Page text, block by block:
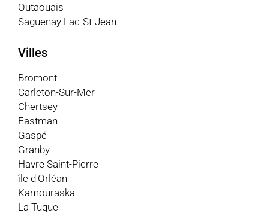
Outaouais
Saguenay Lac-St-Jean
Villes
Bromont
Carleton-Sur-Mer
Chertsey
Eastman
Gaspé
Granby
Havre Saint-Pierre
île d'Orléan
Kamouraska
La Tuque